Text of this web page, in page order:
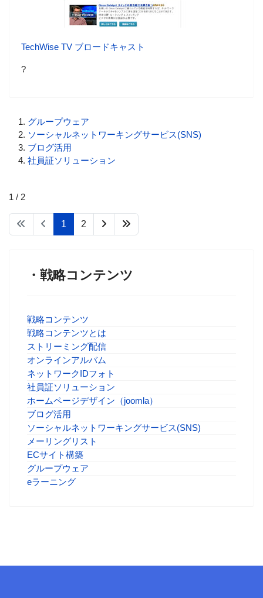
TechWise TV ブロードキャスト
?
グループウェア
ソーシャルネットワーキングサービス(SNS)
ブログ活用
社員証ソリューション
1 / 2
1 2
・戦略コンテンツ
戦略コンテンツ
戦略コンテンツとは
ストリーミング配信
オンラインアルバム
ネットワークIDフォト
社員証ソリューション
ホームページデザイン（joomla）
ブログ活用
ソーシャルネットワーキングサービス(SNS)
メーリングリスト
ECサイト構築
グループウェア
eラーニング